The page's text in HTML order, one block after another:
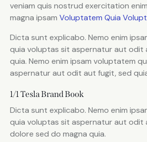
veniam quis nostrud exercitation
magna ipsam Voluptatem Quia
Dicta sunt explicabo. Nemo enim
quia voluptas sit aspernatur aut odit
quia. Nemo enim ipsam voluptatem
aspernatur aut odit aut fugit, sed
1/1 Tesla Brand Book
Dicta sunt explicabo. Nemo enim
quia voluptas sit aspernatur aut odit
dolore sed do magna quia.